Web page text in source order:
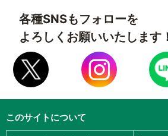
各種SNSもフォローを
よろしくお願いいたします！
このサイトについて